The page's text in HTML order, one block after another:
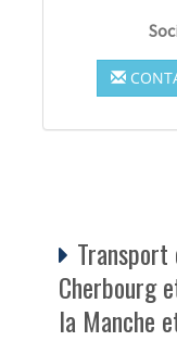
Cherbourg
la Manche